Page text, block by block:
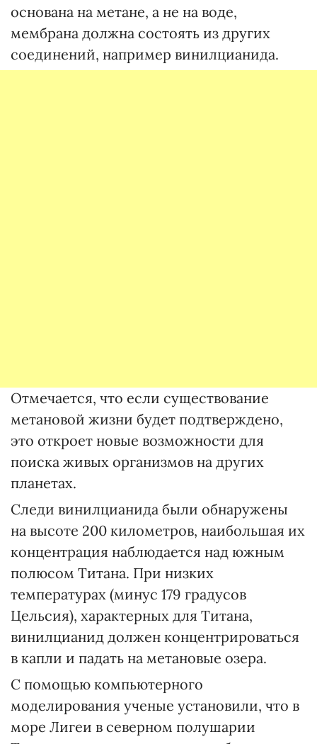
основана на метане, а не на воде,
мембрана должна состоять из других
соединений, например винилцианида.
Отмечается, что если существование
метановой жизни будет подтверждено,
это откроет новые возможности для
поиска живых организмов на других
планетах.
Следи винилцианида были обнаружены
на высоте 200 километров, наибольшая их
концентрация наблюдается над южным
полюсом Титана. При низких
температурах (минус 179 градусов
Цельсия), характерных для Титана,
винилцианид должен концентрироваться
в капли и падать на метановые озера.
С помощью компьютерного
моделирования ученые установили, что в
море Лигеи в северном полушарии